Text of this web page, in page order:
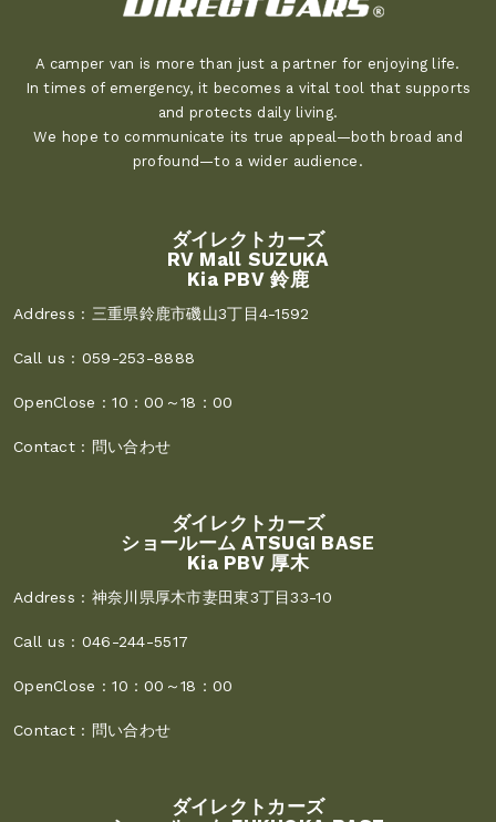
A camper van is more than just a partner for enjoying life.
In times of emergency, it becomes a vital tool that supports
and protects daily living.
We hope to communicate its true appeal—both broad and
profound—to a wider audience.
ダイレクトカーズ
RV Mall SUZUKA
Kia PBV 鈴鹿
Address : 三重県鈴鹿市磯山3丁目4-1592
Call us : 059-253-8888
OpenClose :10：00～18：00
Contact : 問い合わせ
ダイレクトカーズ
ショールーム ATSUGI BASE
Kia PBV 厚木
Address : 神奈川県厚木市妻田東3丁目33-10
Call us : 046-244-5517
OpenClose :10：00～18：00
Contact : 問い合わせ
ダイレクトカーズ